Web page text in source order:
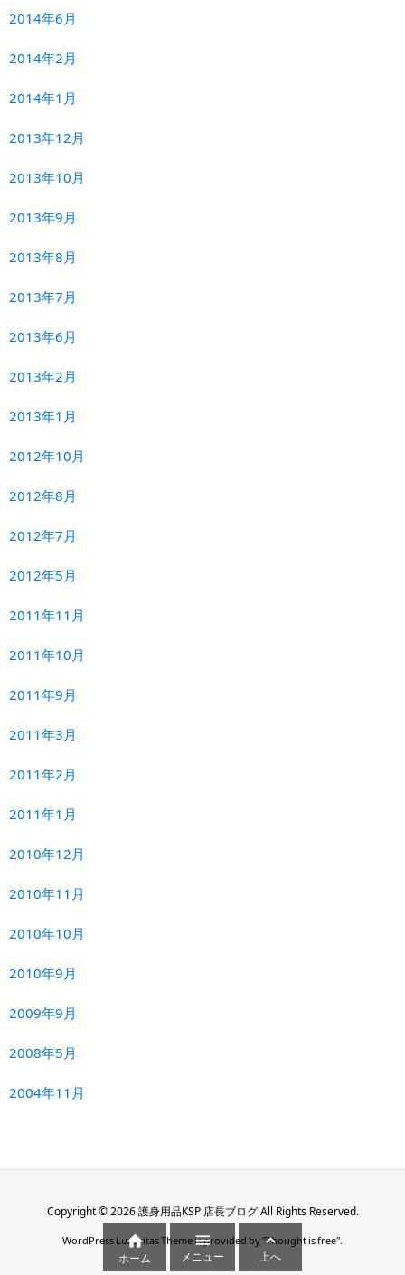
2014年6月
2014年2月
2014年1月
2013年12月
2013年10月
2013年9月
2013年8月
2013年7月
2013年6月
2013年2月
2013年1月
2012年10月
2012年8月
2012年7月
2012年5月
2011年11月
2011年10月
2011年9月
2011年3月
2011年2月
2011年1月
2010年12月
2010年11月
2010年10月
2010年9月
2009年9月
2008年5月
2004年11月
Copyright ©2026 護身用品KSP 店長ブログAll Rights Reserved.
WordPress Luxeritas Theme is provided by "Thought is free".

ホーム

メニュー

上へ